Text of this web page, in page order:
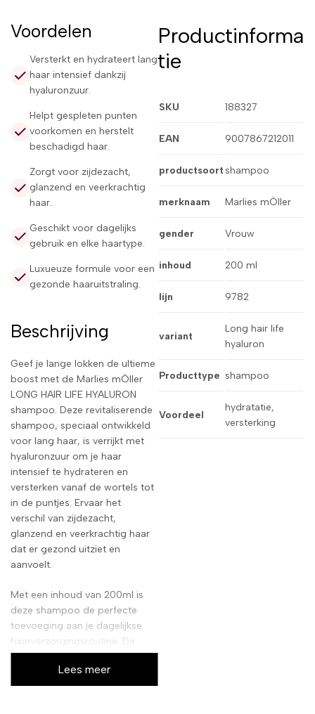
Voordelen
Versterkt en hydrateert lang
haar intensief dankzij
hyaluronzuur.
Helpt gespleten punten
voorkomen en herstelt
beschadigd haar.
Zorgt voor zijdezacht,
glanzend en veerkrachtig
haar.
Geschikt voor dagelijks
gebruik en elke haartype.
Luxueuze formule voor een
gezonde haaruitstraling.
Beschrijving
Geef je lange lokken de ultieme
boost met de Marlies mÖller
LONG HAIR LIFE HYALURON
shampoo. Deze revitaliserende
shampoo, speciaal ontwikkeld
voor lang haar, is verrijkt met
hyaluronzuur om je haar
intensief te hydrateren en
versterken vanaf de wortels tot
in de puntjes. Ervaar het
verschil van zijdezacht,
glanzend en veerkrachtig haar
dat er gezond uitziet en
aanvoelt.
Met een inhoud van 200ml is
deze shampoo de perfecte
toevoeging aan je dagelijkse
haarverzorgingsroutine. De
formule dringt diep door in de
haarvezels, herstelt
beschadigingen en voorkomt
Lees meer
Productinforma
tie
SKU 188327
EAN 9007867212011
productsoort shampoo
merknaam Marlies mÖller
gender Vrouw
inhoud 200 ml
lijn 9782
variant
Long hair life
hyaluron
Producttype shampoo
Voordeel
hydratatie,
versterking